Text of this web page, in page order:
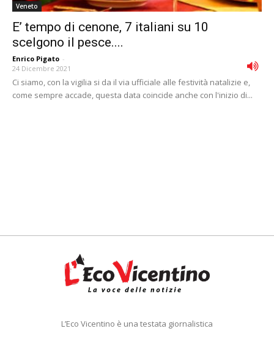
Veneto
E’ tempo di cenone, 7 italiani su 10
scelgono il pesce....
Enrico Pigato -
24 Dicembre 2021
Ci siamo, con la vigilia si da il via ufficiale alle festività natalizie e,
come sempre accade, questa data coincide anche con l'inizio di...
L’Eco Vicentino è una testata giornalistica